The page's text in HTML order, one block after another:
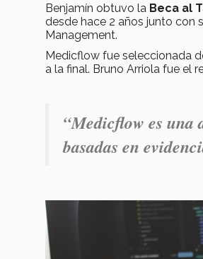
Benjamín obtuvo la Beca al
desde hace 2 años junto con
Management.
Medicflow fue seleccionada
a la final. Bruno Arriola fue el
“Medicflow es una
basadas en